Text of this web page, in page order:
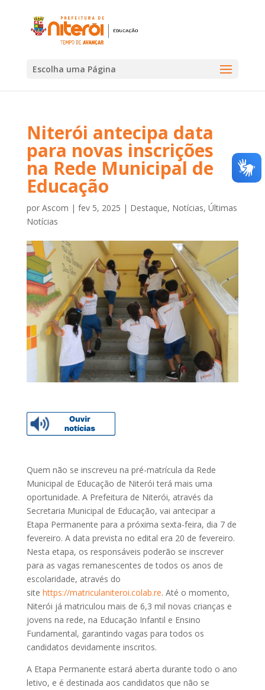
Escolha uma Página
Niterói antecipa data
para novas inscrições
na Rede Municipal de
Educação
por Ascom | fev 5, 2025 | Destaque, Notícias, Últimas
Notícias
Quem não se inscreveu na pré-matrícula da Rede
Municipal de Educação de Niterói terá mais uma
oportunidade. A Prefeitura de Niterói, através da
Secretaria Municipal de Educação, vai antecipar a
Etapa Permanente para a próxima sexta-feira, dia 7 de
fevereiro. A data prevista no edital era 20 de fevereiro.
Nesta etapa, os responsáveis poderão se inscrever
para as vagas remanescentes de todos os anos de
escolaridade, através do
site https://matriculaniteroi.colab.re. Até o momento,
Niterói já matriculou mais de 6,3 mil novas crianças e
jovens na rede, na Educação Infantil e Ensino
Fundamental, garantindo vagas para todos os
candidatos devidamente inscritos.
A Etapa Permanente estará aberta durante todo o ano
letivo, e é destinada aos candidatos que não se